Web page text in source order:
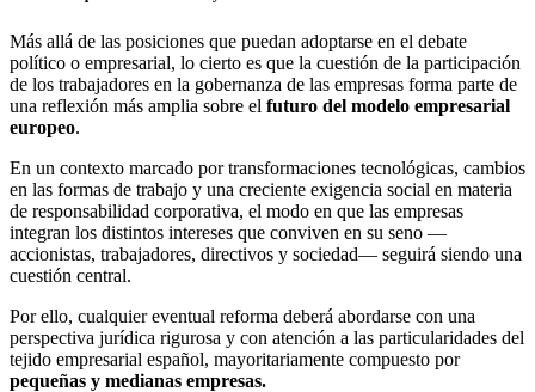
Más allá de las posiciones que puedan adoptarse en el debate
político o empresarial, lo cierto es que la cuestión de la participación
de los trabajadores en la gobernanza de las empresas forma parte de
una reflexión más amplia sobre el futuro del modelo empresarial
europeo.
En un contexto marcado por transformaciones tecnológicas, cambios
en las formas de trabajo y una creciente exigencia social en materia
de responsabilidad corporativa, el modo en que las empresas
integran los distintos intereses que conviven en su seno —
accionistas, trabajadores, directivos y sociedad— seguirá siendo una
cuestión central.
Por ello, cualquier eventual reforma deberá abordarse con una
perspectiva jurídica rigurosa y con atención a las particularidades del
tejido empresarial español, mayoritariamente compuesto por
pequeñas y medianas empresas.